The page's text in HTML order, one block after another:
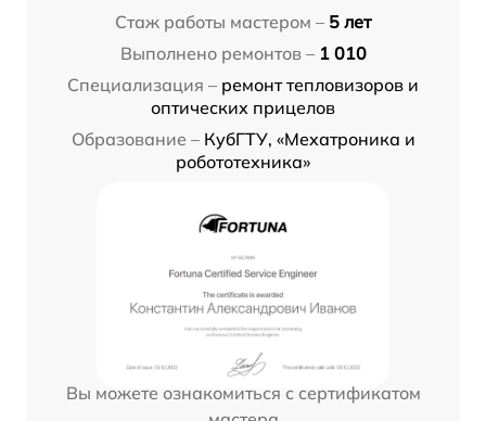
Стаж работы мастером – 5 лет
Выполнено ремонтов – 1 010
Специализация – ремонт тепловизоров и
оптических прицелов
Образование – КубГТУ, «Мехатроника и
робототехника»
Вы можете ознакомиться с сертификатом